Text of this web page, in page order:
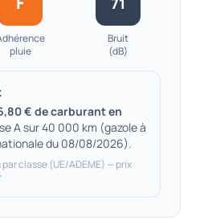
pluie
Bruit
(dB)
€ de carburant en
A sur 40 000 km (gazole à
du 08/08/2026).
classe (UE/ADEME) — prix